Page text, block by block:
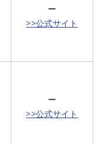
ー
>>公式サイト
ー
>>公式サイト